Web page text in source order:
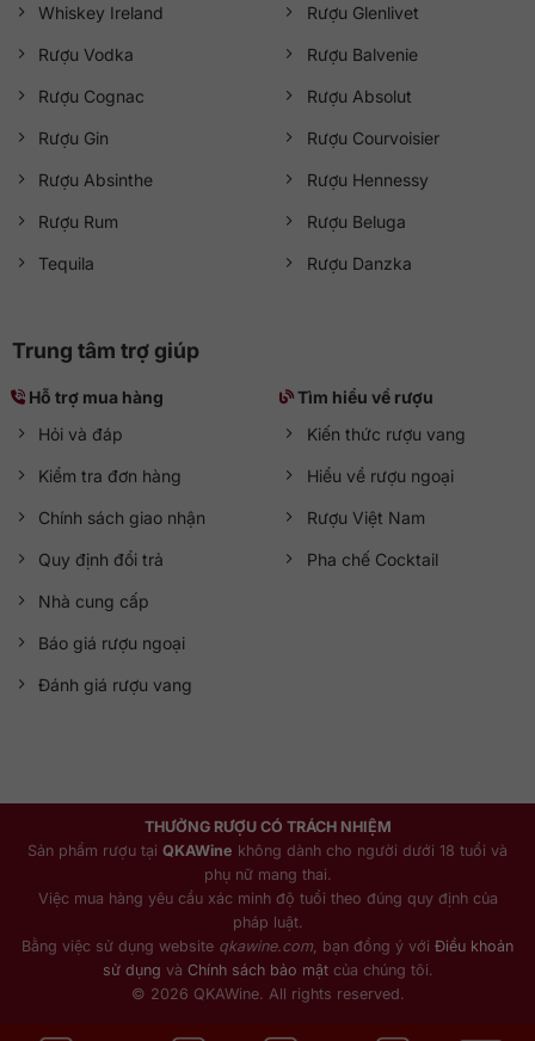
Whiskey Ireland
Rượu Vodka
Rượu Cognac
Rượu Gin
Rượu Absinthe
Rượu Rum
Tequila
Rượu Glenlivet
Rượu Balvenie
Rượu Absolut
Rượu Courvoisier
Rượu Hennessy
Rượu Beluga
Rượu Danzka
Trung tâm trợ giúp
Hỗ trợ mua hàng
Hỏi và đáp
Kiểm tra đơn hàng
Chính sách giao nhận
Quy định đổi trả
Nhà cung cấp
Báo giá rượu ngoại
Đánh giá rượu vang
Tìm hiểu về rượu
Kiến thức rượu vang
Hiểu về rượu ngoại
Rượu Việt Nam
Pha chế Cocktail
THƯỞNG RƯỢU CÓ TRÁCH NHIỆM
Sản phẩm rượu tại QKAWine không dành cho người dưới 18 tuổi và
phụ nữ mang thai.
Việc mua hàng yêu cầu xác minh độ tuổi theo đúng quy định của
pháp luật.
Bằng việc sử dụng website qkawine.com , bạn đồng ý với Điều khoản
sử dụng và Chính sách bảo mậtcủa chúng tôi.
© 2026 QKAWine. All rights reserved.